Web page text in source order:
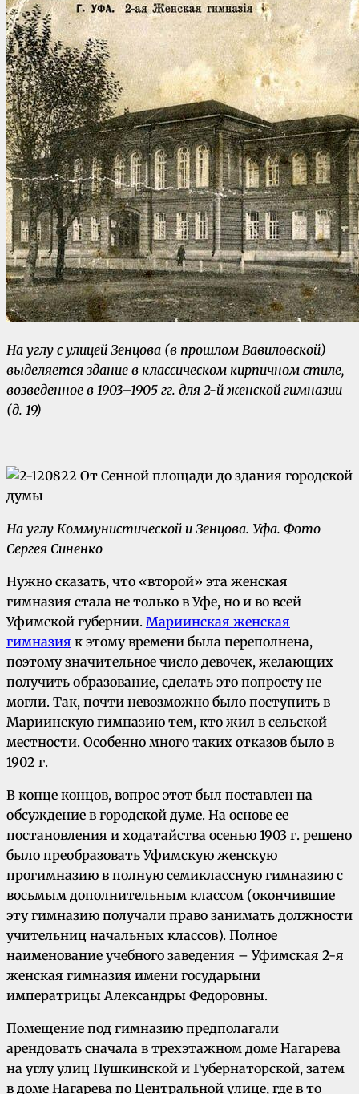
На углу с улицей Зенцова (в прошлом Вавиловской)
выделяется здание в классическом кирпичном стиле,
возведенное в 1903–1905 гг. для 2-й женской гимназии
(д. 19)
На углу Коммунистической и Зенцова. Уфа. Фото
Сергея Синенко
Нужно сказать, что «второй» эта женская
гимназия стала не только в Уфе, но и во всей
Уфимской губернии. Мариинская женская
гимназия к этому времени была переполнена,
поэтому значительное число девочек, желающих
получить образование, сделать это попросту не
могли. Так, почти невозможно было поступить в
Мариинскую гимназию тем, кто жил в сельской
местности. Особенно много таких отказов было в
1902 г.
В конце концов, вопрос этот был поставлен на
обсуждение в городской думе. На основе ее
постановления и ходатайства осенью 1903 г. решено
было преобразовать Уфимскую женскую
прогимназию в полную семиклассную гимназию с
восьмым дополнительным классом (окончившие
эту гимназию получали право занимать должности
учительниц начальных классов). Полное
наименование учебного заведения – Уфимская 2-я
женская гимназия имени государыни
императрицы Александры Федоровны.
Помещение под гимназию предполагали
арендовать сначала в трехэтажном доме Нагарева
на углу улиц Пушкинской и Губернаторской, затем
в доме Нагарева по Центральной улице, где в то